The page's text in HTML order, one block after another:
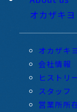
オカザキ
オカザキ
会社情報
ヒストリ
スタッフ
営業所所